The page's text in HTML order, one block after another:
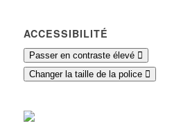
ACCESSIBILITÉ
Passer en contraste élevé
Changer la taille de la police